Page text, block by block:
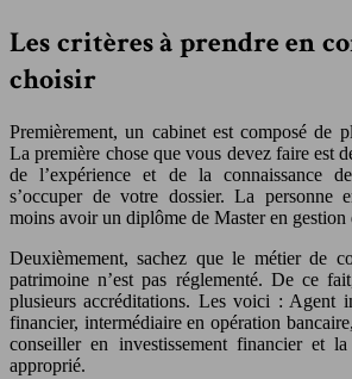
Les critères à prendre en
choisir
Premièrement, un cabinet est composé de
La première chose que vous devez faire est
de l’expérience et de la connaissance
s’occuper de votre dossier. La personne
moins avoir un diplôme de Master en gestion
Deuxièmement, sachez que le métier de
patrimoine n’est pas réglementé. De ce
plusieurs accréditations. Les voici : Agent
financier, intermédiaire en opération
conseiller en investissement financier et
approprié.